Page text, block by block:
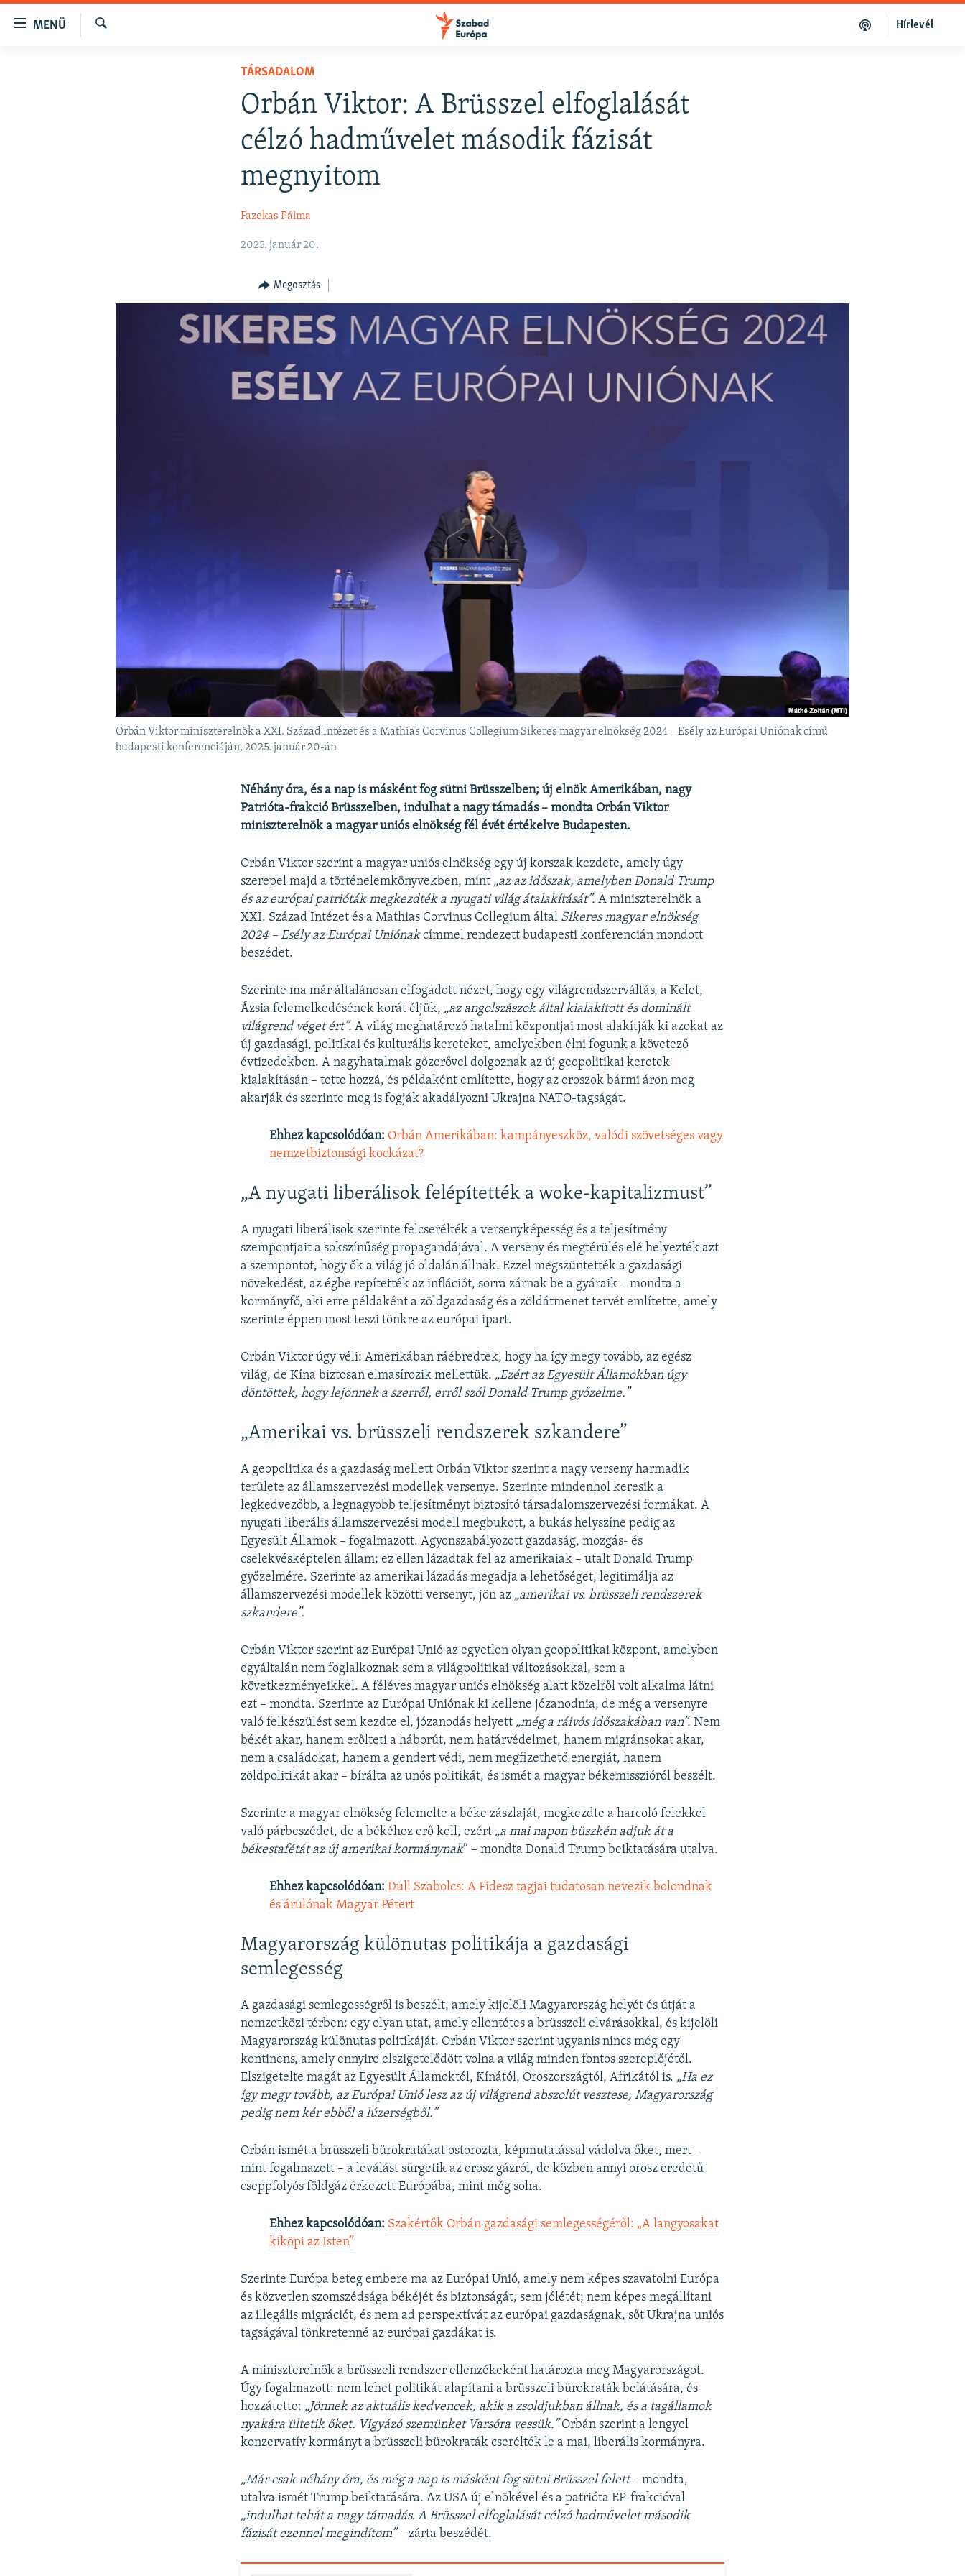
Akadálymentes
MENÜ Hírlevél
TÁRSADALOM
Orbán Viktor: A Brüsszel elfoglalását
célzó hadművelet második fázisát
megnyitom
Fazekas Pálma
2025. január 20.
Megosztás
Orbán Viktor miniszterelnök a XXI. Század Intézet és a Mathias Corvinus Collegium Sikeres magyar elnökség 2024 – Esély az Európai Uniónak című
budapesti konferenciáján, 2025. január 20-án
Néhány óra, és a nap is másként fog sütni Brüsszelben; új elnök Amerikában, nagy
Patrióta-frakció Brüsszelben, indulhat a nagy támadás – mondta Orbán Viktor
miniszterelnök a magyar uniós elnökség fél évét értékelve Budapesten.
Orbán Viktor szerint a magyar uniós elnökség egy új korszak kezdete, amely úgy
szerepel majd a történelemkönyvekben, mint „az az időszak, amelyben Donald Trump
és az európai patrióták megkezdték a nyugati világ átalakítását”.A miniszterelnök a
XXI. Század Intézet és a Mathias Corvinus Collegium által Sikeres magyar elnökség
2024 – Esély az Európai Uniónakcímmel rendezett budapesti konferencián mondott
beszédet.
Szerinte ma már általánosan elfogadott nézet, hogy egy világrendszerváltás, a Kelet,
Ázsia felemelkedésének korát éljük, „az angolszászok által kialakított és dominált
világrend véget ért”. A világ meghatározó hatalmi központjai most alakítják ki azokat az
új gazdasági, politikai és kulturális kereteket, amelyekben élni fogunk a követező
évtizedekben. A nagyhatalmak gőzerővel dolgoznak az új geopolitikai keretek
kialakításán – tette hozzá, és példaként említette, hogy az oroszok bármi áron meg
akarják és szerinte meg is fogják akadályozni Ukrajna NATO-tagságát.
Ehhez kapcsolódóan: Orbán Amerikában: kampányeszköz, valódi szövetséges vagy
nemzetbiztonsági kockázat?
„A nyugati liberálisok felépítették a woke-kapitalizmust”
A nyugati liberálisok szerinte felcserélték a versenyképesség és a teljesítmény
szempontjait a sokszínűség propagandájával. A verseny és megtérülés elé helyezték azt
a szempontot, hogy ők a világ jó oldalán állnak. Ezzel megszüntették a gazdasági
növekedést, az égbe repítették az inflációt, sorra zárnak be a gyáraik – mondta a
kormányfő, aki erre példaként a zöldgazdaság és a zöldátmenet tervét említette, amely
szerinte éppen most teszi tönkre az európai ipart.
Orbán Viktor úgy véli: Amerikában ráébredtek, hogy ha így megy tovább, az egész
világ, de Kína biztosan elmasírozik mellettük. „Ezért az Egyesült Államokban úgy
döntöttek, hogy lejönnek a szerről, erről szól Donald Trump győzelme.”
„Amerikai vs. brüsszeli rendszerek szkandere”
A geopolitika és a gazdaság mellett Orbán Viktor szerint a nagy verseny harmadik
területe az államszervezési modellek versenye. Szerinte mindenhol keresik a
legkedvezőbb, a legnagyobb teljesítményt biztosító társadalomszervezési formákat. A
nyugati liberális államszervezési modell megbukott, a bukás helyszíne pedig az
Egyesült Államok – fogalmazott. Agyonszabályozott gazdaság, mozgás- és
cselekvésképtelen állam; ez ellen lázadtak fel az amerikaiak – utalt Donald Trump
győzelmére. Szerinte az amerikai lázadás megadja a lehetőséget, legitimálja az
államszervezési modellek közötti versenyt, jön az „amerikai vs. brüsszeli rendszerek
szkandere”.
Orbán Viktor szerint az Európai Unió az egyetlen olyan geopolitikai központ, amelyben
egyáltalán nem foglalkoznak sem a világpolitikai változásokkal, sem a
következményeikkel. A féléves magyar uniós elnökség alatt közelről volt alkalma látni
ezt – mondta. Szerinte az Európai Uniónak ki kellene józanodnia, de még a versenyre
való felkészülést sem kezdte el, józanodás helyett „még a ráivós időszakában van”. Nem
békét akar, hanem erőlteti a háborút, nem határvédelmet, hanem migránsokat akar,
nem a családokat, hanem a gendert védi, nem megfizethető energiát, hanem
zöldpolitikát akar – bírálta az unós politikát, és ismét a magyar békemisszióról beszélt.
Szerinte a magyar elnökség felemelte a béke zászlaját, megkezdte a harcoló felekkel
való párbeszédet, de a békéhez erő kell, ezért „a mai napon büszkén adjuk át a
békestafétát az új amerikai kormánynak” – mondta Donald Trump beiktatására utalva.
Ehhez kapcsolódóan: Dull Szabolcs: A Fidesz tagjai tudatosan nevezik bolondnak
és árulónak Magyar Pétert
Magyarország különutas politikája a gazdasági
semlegesség
A gazdasági semlegességről is beszélt, amely kijelöli Magyarország helyét és útját a
nemzetközi térben: egy olyan utat, amely ellentétes a brüsszeli elvárásokkal, és kijelöli
Magyarország különutas politikáját. Orbán Viktor szerint ugyanis nincs még egy
kontinens, amely ennyire elszigetelődött volna a világ minden fontos szereplőjétől.
Elszigetelte magát az Egyesült Államoktól, Kínától, Oroszországtól, Afrikától is. „Ha ez
így megy tovább, az Európai Unió lesz az új világrend abszolút vesztese, Magyarország
pedig nem kér ebből a lúzerségből.”
Orbán ismét a brüsszeli bürokratákat ostorozta, képmutatással vádolva őket, mert –
mint fogalmazott – a leválást sürgetik az orosz gázról, de közben annyi orosz eredetű
cseppfolyós földgáz érkezett Európába, mint még soha.
Ehhez kapcsolódóan: Szakértők Orbán gazdasági semlegességéről: „A langyosakat
kiköpi az Isten”
Szerinte Európa beteg embere ma az Európai Unió, amely nem képes szavatolni Európa
és közvetlen szomszédsága békéjét és biztonságát, sem jólétét; nem képes megállítani
az illegális migrációt, és nem ad perspektívát az európai gazdaságnak, sőt Ukrajna uniós
tagságával tönkretenné az európai gazdákat is.
A miniszterelnök a brüsszeli rendszer ellenzékeként határozta meg Magyarországot.
Úgy fogalmazott: nem lehet politikát alapítani a brüsszeli bürokraták belátására, és
hozzátette: „Jönnek az aktuális kedvencek, akik a zsoldjukban állnak, és a tagállamok
nyakára ültetik őket. Vigyázó szemünket Varsóra vessük.”Orbán szerint a lengyel
konzervatív kormányt a brüsszeli bürokraták cserélték le a mai, liberális kormányra.
„Már csak néhány óra, és még a nap is másként fog sütni Brüsszel felett –mondta,
utalva ismét Trump beiktatására. Az USA új elnökével és a patrióta EP-frakcióval
„indulhat tehát a nagy támadás. A Brüsszel elfoglalását célzó hadművelet második
fázisát ezennel megindítom”– zárta beszédét.
FELIRATKOZÁS